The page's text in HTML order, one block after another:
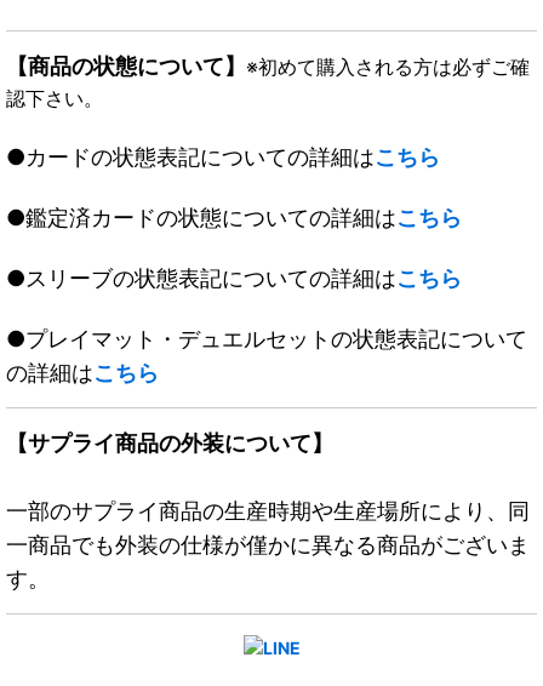
【商品の状態について】 ※初めて購入される方は必ずご確
認下さい。
●カードの状態表記についての詳細はこちら
●鑑定済カードの状態についての詳細はこちら
●スリーブの状態表記についての詳細はこちら
●プレイマット・デュエルセットの状態表記について
の詳細はこちら
【サプライ商品の外装について】
一部のサプライ商品の生産時期や生産場所により、同
一商品でも外装の仕様が僅かに異なる商品がございま
す。